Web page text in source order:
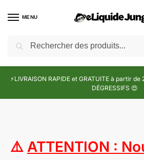
MENU
⚡LIVRAISON RAPIDE et GRATUITE à partir
DÉGRESSIFS 😍
⚠️ ATTENTION :